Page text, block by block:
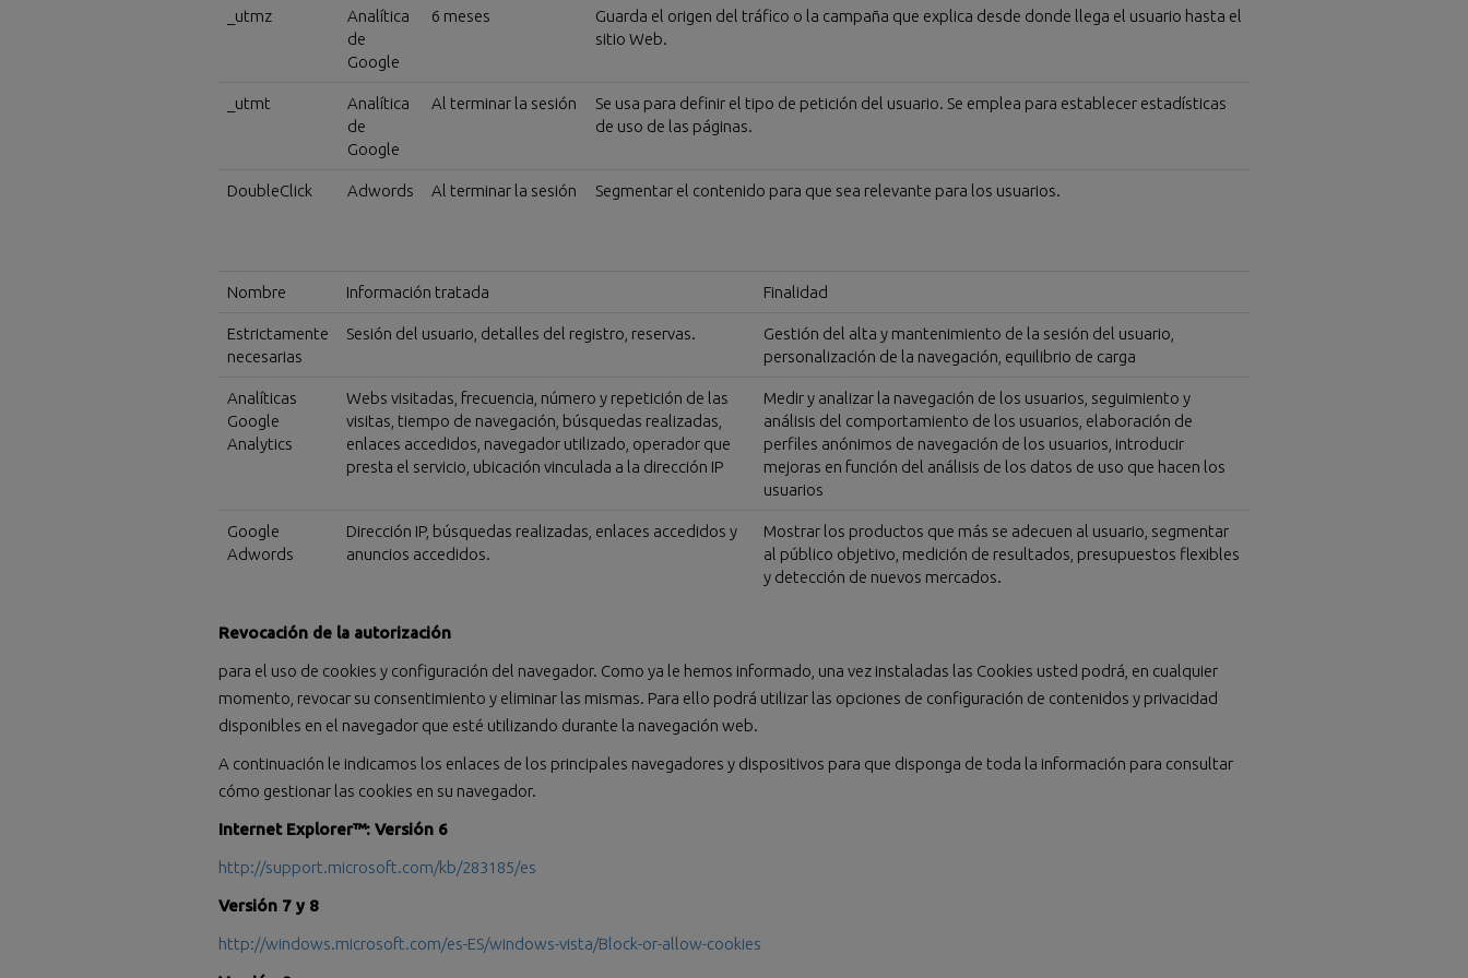
_utmz
Analítica
de
Google
6 meses
Guarda el origen del tráfico o la campaña que explica desde donde llega el usuario hasta el
sitio Web.
_utmt
Analítica
de
Google
Al terminar la sesión
Se usa para definir el tipo de petición del usuario. Se emplea para establecer estadísticas
de uso de las páginas.
DoubleClick Adwords Al terminar la sesión Segmentar el contenido para que sea relevante para los usuarios.
Nombre Información tratada Finalidad
Estrictamente
necesarias
Sesión del usuario, detalles del registro, reservas.
Gestión del alta y mantenimiento de la sesión del usuario,
personalización de la navegación, equilibrio de carga
Analíticas
Google
Analytics
Webs visitadas, frecuencia, número y repetición de las
visitas, tiempo de navegación, búsquedas realizadas,
enlaces accedidos, navegador utilizado, operador que
presta el servicio, ubicación vinculada a la dirección IP
Medir y analizar la navegación de los usuarios, seguimiento y
análisis del comportamiento de los usuarios, elaboración de
perfiles anónimos de navegación de los usuarios, introducir
mejoras en función del análisis de los datos de uso que hacen los
usuarios
Google
Adwords
Dirección IP, búsquedas realizadas, enlaces accedidos y
anuncios accedidos.
Mostrar los productos que más se adecuen al usuario, segmentar
al público objetivo, medición de resultados, presupuestos flexibles
y detección de nuevos mercados.
Revocación de la autorización
para el uso de cookies y configuración del navegador. Como ya le hemos informado, una vez instaladas las Cookies usted podrá, en cualquier
momento, revocar su consentimiento y eliminar las mismas. Para ello podrá utilizar las opciones de configuración de contenidos y privacidad
disponibles en el navegador que esté utilizando durante la navegación web.
A continuación le indicamos los enlaces de los principales navegadores y dispositivos para que disponga de toda la información para consultar
cómo gestionar las cookies en su navegador.
Internet Explorer™: Versión 6
http://support.microsoft.com/kb/283185/es
Versión 7 y 8
http://windows.microsoft.com/es-ES/windows-vista/Block-or-allow-cookies